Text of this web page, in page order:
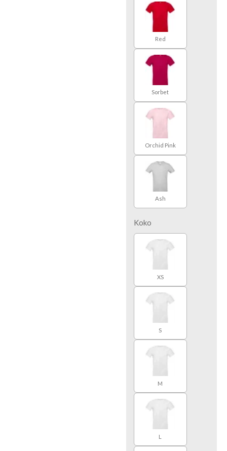
Red
Sorbet
Orchid Pink
Ash
Koko
XS
S
M
L